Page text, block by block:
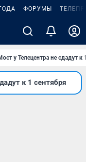
ФОРУМЫ
у Телецентра не сдадут к
к 1 сентября